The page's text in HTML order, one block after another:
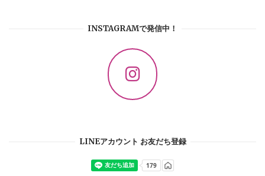
INSTAGRAMで発信中！
LINEアカウント お友だち登録